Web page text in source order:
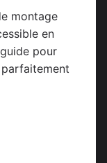
montage
en
pour